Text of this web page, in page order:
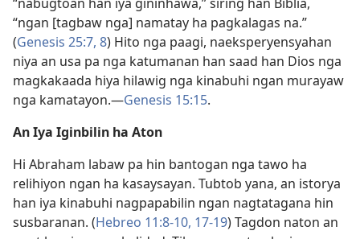
“ngan [tagbaw nga] namatay ha pagkalagas na.”
(Genesis 25:7, 8) Hito nga paagi, naeksperyensyahan
niya an usa pa nga katumanan han saad han Dios nga
magkakaada hiya hilawig nga kinabuhi ngan murayaw
nga kamatayon.—Genesis 15:15.
An Iya Iginbilin ha Aton
Hi Abraham labaw pa hin bantogan nga tawo ha
relihiyon ngan ha kasaysayan. Tubtob yana, an istorya
han iya kinabuhi nagpapabilin ngan nagtatagana hin
susbaranan. (Hebreo 11:8-10, 17-19) Tagdon naton an